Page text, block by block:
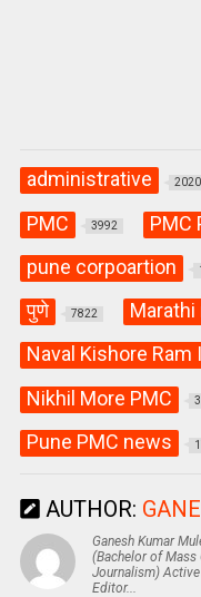
administrative 2020
PMC 3992 PMC
pune corpoartion
पुणे 7822
Naval Kishore Ram
Nikhil More PMC 3
Pune PMC news
AUTHOR:
Ganesh Kumar
(Bachelor of
Journalism)
Editor...